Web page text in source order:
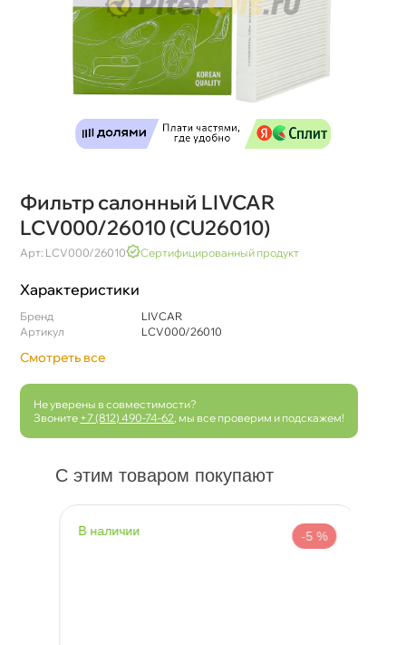
Фильтр салонный LIVCAR
LCV000/26010 (CU26010)
Арт: LCV000/26010 Сертифицированный продукт
Характеристики
Бренд
LIVCAR
Артикул
LCV000/26010
Смотреть все
Не уверены в совместимости?
Звоните +7 (812) 490-74-62 , мы все проверим и подскажем!
С этим товаром покупают
наличии -5 %